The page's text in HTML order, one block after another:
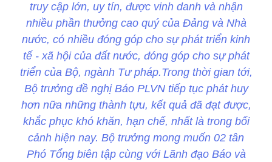
truy cập lớn, uy tín, được vinh danh và nhận
nhiều phần thưởng cao quý của Đảng và Nhà
nước, có nhiều đóng góp cho sự phát triển kinh
tế - xã hội của đất nước, đóng góp cho sự phát
triển của Bộ, ngành Tư pháp.Trong thời gian tới,
Bộ trưởng đề nghị Báo PLVN tiếp tục phát huy
hơn nữa những thành tựu, kết quả đã đạt được,
khắc phục khó khăn, hạn chế, nhất là trong bối
cảnh hiện nay. Bộ trưởng mong muốn 02 tân
Phó Tổng biên tập cùng với Lãnh đạo Báo và